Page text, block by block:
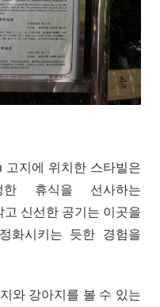
지에 위치한 스타빌은
휴식을 선사하는
신선한 공기는 이곳을
화시키는 듯한 경험을
와 강아지를 볼 수 있는